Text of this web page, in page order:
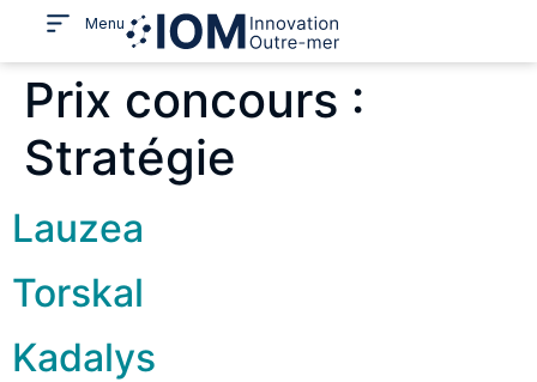
Menu
Prix concours :
Stratégie
Lauzea
Torskal
Kadalys